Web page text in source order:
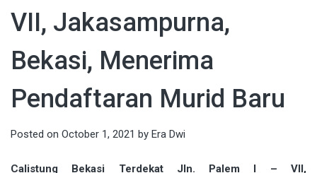
VII, Jakasampurna,
Bekasi, Menerima
Pendaftaran Murid Baru
Posted on October 1, 2021 by Era Dwi
Calistung Bekasi Terdekat Jln. Palem I – VII,